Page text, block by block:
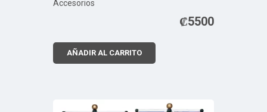
Accesorios
₡5500
AÑADIR AL CARRITO